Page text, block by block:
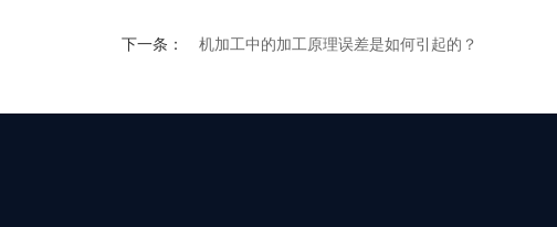
下一条： 机加工中的加工原理误差是如何引起的？